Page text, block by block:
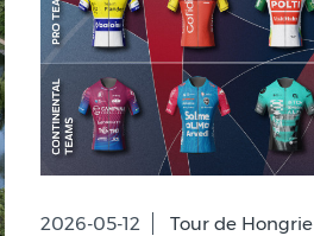
2026-05-12 Tour de Hongrie